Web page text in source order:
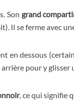
Son grand
Il se ferme avec
en dessous
pour y glisser
, ce qui signifie